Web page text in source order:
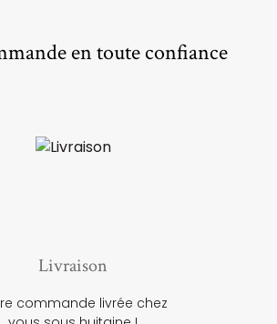
en toute confiance
Livraison
commande livrée chez